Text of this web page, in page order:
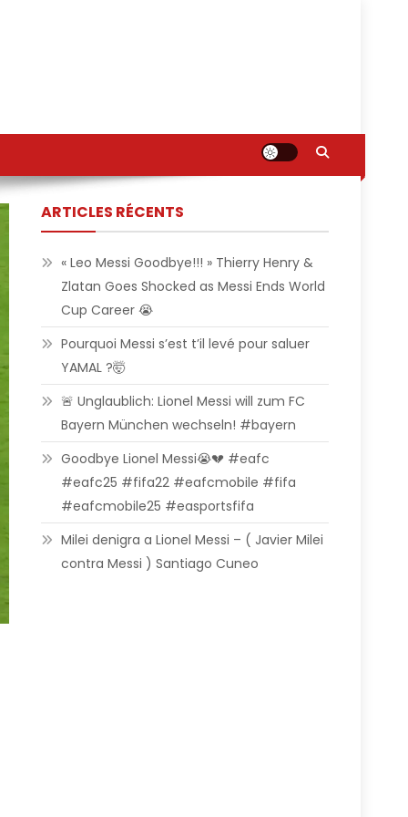
ARTICLES RÉCENTS
« Leo Messi Goodbye!!! » Thierry Henry &
Zlatan Goes Shocked as Messi Ends World
Cup Career 😭
Pourquoi Messi s’est t’il levé pour saluer
YAMAL ?🤯
🚨 Unglaublich: Lionel Messi will zum FC
Bayern München wechseln! #bayern
Goodbye Lionel Messi😭💔 #eafc
#eafc25 #fifa22 #eafcmobile #fifa
#eafcmobile25 #easportsfifa
Milei denigra a Lionel Messi – ( Javier Milei
contra Messi ) Santiago Cuneo